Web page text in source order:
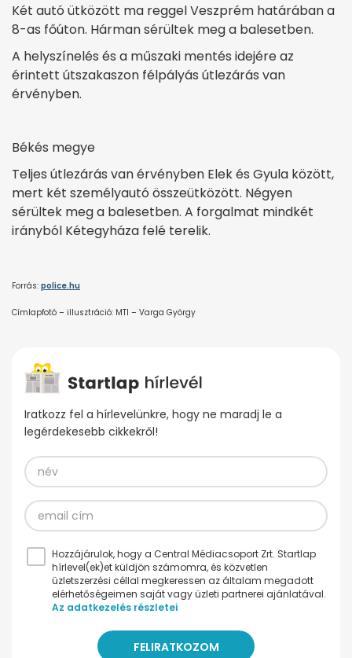
Két autó ütközött ma reggel Veszprém határában a
8-as főúton. Hárman sérültek meg a balesetben.
A helyszínelés és a műszaki mentés idejére az
érintett útszakaszon félpályás útlezárás van
érvényben.
Békés megye
Teljes útlezárás van érvényben Elek és Gyula között,
mert két személyautó összeütközött. Négyen
sérültek meg a balesetben. A forgalmat mindkét
irányból Kétegyháza felé terelik.
Forrás: police.hu
Címlapfotó – illusztráció: MTI – Varga György
Iratkozz fel a hírlevelünkre, hogy ne maradj le a
legérdekesebb cikkekről!
Hozzájárulok, hogy a Central Médiacsoport Zrt. Startlap
hírlevel(ek)et küldjön számomra, és közvetlen
üzletszerzési céllal megkeressen az általam megadott
elérhetőségeimen saját vagy üzleti partnerei ajánlatával.
Az adatkezelés részletei